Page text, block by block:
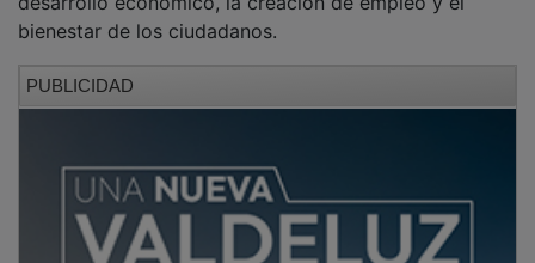
bienestar de los ciudadanos.